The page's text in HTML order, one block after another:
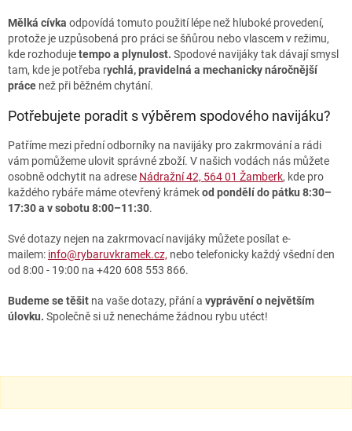
k
y
v
ý
p
u
Mělká cívka odpovídá tomuto použití lépe než hluboké provedení,
protože je uzpůsobená pro práci se šňůrou nebo vlascem v režimu,
kde rozhodujetempo a plynulost. Spodové navijáky tak dávají smysl
tam, kde je potřeba rychlá, pravidelná a mechanicky náročnější
práce než při běžném chytání.
Potřebujete poradit s výběrem spodového navijáku?
Patříme mezi přední odborníky na navijáky pro zakrmování a rádi
vám pomůžeme ulovit správné zboží. V našich vodách nás můžete
osobně odchytit na adrese Nádražní 42, 564 01 Žamberk, kde pro
každého rybáře máme otevřený krámekod pondělí do pátku 8:30–
17:30 a v sobotu 8:00–11:30.
Své dotazy nejen na zakrmovací navijáky můžete posílat e-
mailem: info@rybaruvkramek.cz, nebo telefonicky každý všední den
od 8:00 - 19:00 na +420 608 553 866.
Budeme se těšit na vaše dotazy, přání a vyprávění o největším
úlovku. Společně si už nenecháme žádnou rybu utéct!